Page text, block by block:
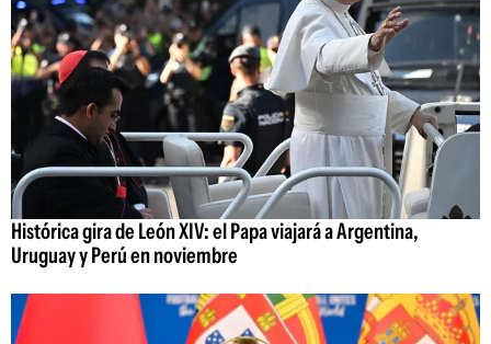
Histórica gira de León XIV: el Papa viajará a Argentina,
Uruguay y Perú en noviembre